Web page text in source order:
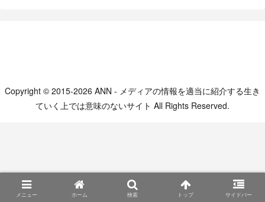
Copyright © 2015-2026 ANN - メディアの情報を適当に紹介する生き
ていく上では意味のないサイト All Rights Reserved.
メニュー ホーム 検索 トップ サイドバー